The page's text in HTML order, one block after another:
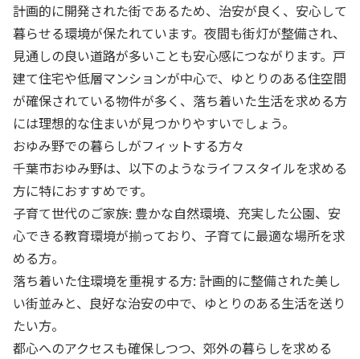
計画的に開発された街であるため、治安が良く、安心して
暮らせる環境が保たれています。夜間も街灯が整備され、
見通しの良い道路が多いことも安心感につながります。戸
建て住宅や低層マンションが中心で、ゆとりのある住空間
が確保されている物件が多く、落ち着いた生活を求める方
には理想的な住まいが見つかりやすいでしょう。
おゆみ野での暮らしがフィットする方々
千葉市おゆみ野は、以下のようなライフスタイルを求める
方に特におすすめです。
子育て世代のご家族: 豊かな自然環境、充実した公園、安
心できる教育環境が揃っており、子育てに最適な場所を求
める方。
落ち着いた住環境を重視する方: 計画的に整備された美し
い街並みと、良好な治安の中で、ゆとりのある生活を送り
たい方。
都心へのアクセスも確保しつつ、郊外の暮らしを求める